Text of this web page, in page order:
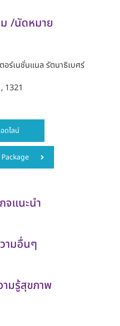
/นัดหมาย
อร์เนชั่นแนล รัตนาธิเบศร์
1321
ดไลน์
จแนะนำ
ามอื่นๆ
มรู้สุขภาพ